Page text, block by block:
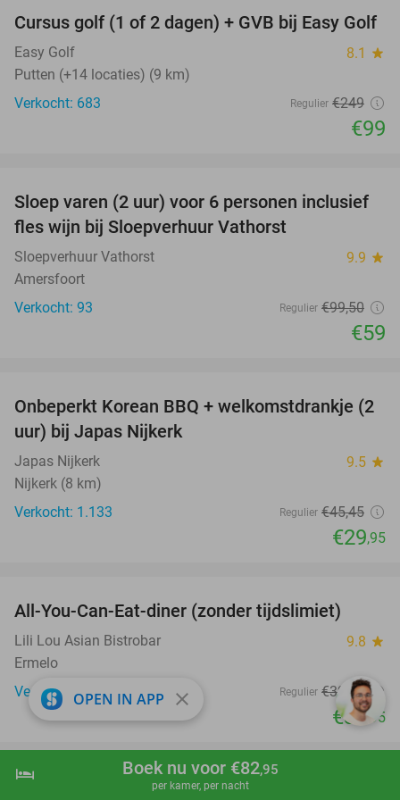
shopping_cart Boek nu
hotel Boek nu voor €82,95
per kamer, per nacht
60%
Cursus golf (1 of 2 dagen) + GVB bij Easy Golf
Easy Golf 8.1 star
Putten (+14 locaties) (9 km)
Verkocht: 683
Regulier €249
€99
41%
Sloep varen (2 uur) voor 6 personen inclusief
fles wijn bij Sloepverhuur Vathorst
Sloepverhuur Vathorst 9.9 star
Amersfoort
Verkocht: 93
Regulier €99,50
€59
34%
Onbeperkt Korean BBQ + welkomstdrankje (2
uur) bij Japas Nijkerk
Japas Nijkerk 9.5 star
Nijkerk (8 km)
Verkocht: 1.133
Regulier €45,45
€29,95
All-You-Can-Eat-diner (zonder tijdslimiet)
Lili Lou Asian Bistrobar 9.8 star
Ermelo
Verkocht: 872
Regulier €39 ,95
€31,95
favorite_border
3-gangendiner bij Fletcher Hotels
OPEN IN APP close